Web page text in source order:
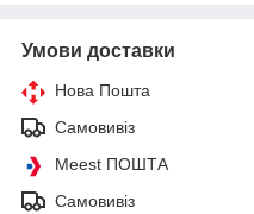
Умови доставки
Нова Пошта
Самовивіз
Meest ПОШТА
Самовивіз